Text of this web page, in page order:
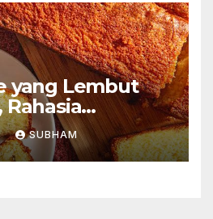
yang Lembut
Klasik yang
Kehilangan
SUBHAM